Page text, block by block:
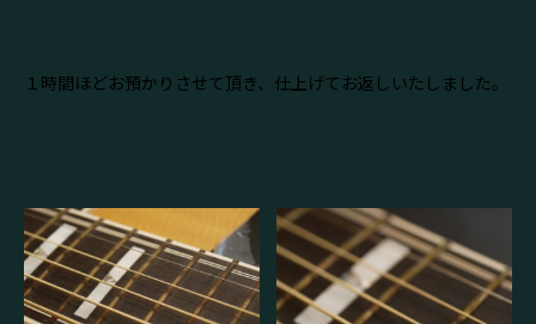
１時間ほどお預かりさせて頂き、仕上げてお返しいたしました。